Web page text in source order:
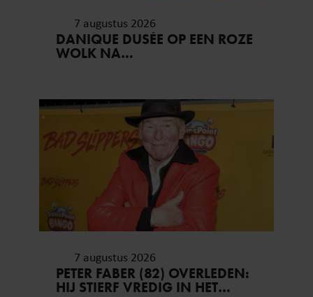
7 augustus 2026
DANIQUE DUSÉE OP EEN ROZE
WOLK NA
7 augustus 2026
PETER FABER (82) OVERLEDEN:
HIJ STIERF VREDIG IN HET